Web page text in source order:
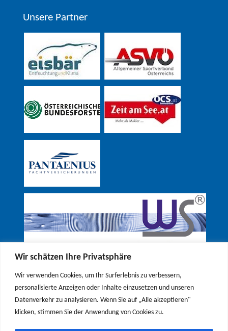
Wir schätzen Ihre Privatsphäre
Wir verwenden Cookies, um Ihr Surferlebnis zu verbessern,
personalisierte Anzeigen oder Inhalte einzusetzen und unseren
Datenverkehr zu analysieren. Wenn Sie auf „Alle akzeptieren"
klicken, stimmen Sie der Anwendung von Cookies zu.
Unsere Partner